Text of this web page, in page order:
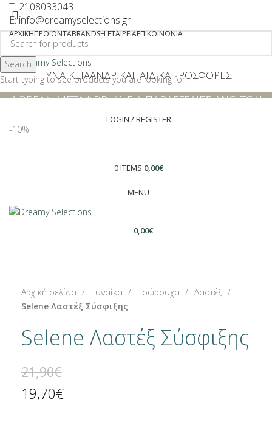
T: 2108033043
E: info@dreamyselections.gr
ΑΡΧΙΚΉΠΡΟΪΌΝΤΑBRANDSΗ ΕΤΑΙΡΕΊΑΕΠΙΚΟΙΝΩΝΊΑ
ΓΥΝΑΙΚΕΊΑΑΝΔΡΙΚΆΠΑΙΔΙΚΆΠΡΟΣΦΟΡΕΣ
LOGIN / REGISTER
0ITEMS 0,00€
MENU
0,00€
ΔΩΡΕΑΝ ΜΕΤΑΦΟΡΙΚΑ ΓΙΑ ΠΑΡΑΓΓΕΛΙΕΣ ΑΝΩ ΤΩΝ
€40
-10%
Click to enlarge
Αρχική σελίδα Γυναίκα Εσώρουχα
Λαστέξ
Selene Λαστέξ Σύσφιξης
Selene Λαστέξ Σύσφιξης
21,90€
19,70€
Search
Start typing to see products you are looking for.